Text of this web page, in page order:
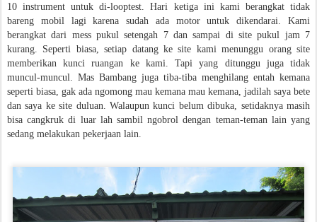
10 instrument untuk di-looptest. Hari ketiga ini kami berangkat tidak
bareng mobil lagi karena sudah ada motor untuk dikendarai. Kami
berangkat dari mess pukul setengah 7 dan sampai di site pukul jam 7
kurang. Seperti biasa, setiap datang ke site kami menunggu orang site
memberikan kunci ruangan ke kami. Tapi yang ditunggu juga tidak
muncul-muncul. Mas Bambang juga tiba-tiba menghilang entah kemana
seperti biasa, gak ada ngomong mau kemana mau kemana, jadilah saya bete
dan saya ke site duluan. Walaupun kunci belum dibuka, setidaknya masih
bisa cangkruk di luar lah sambil ngobrol dengan teman-teman lain yang
sedang melakukan pekerjaan lain.